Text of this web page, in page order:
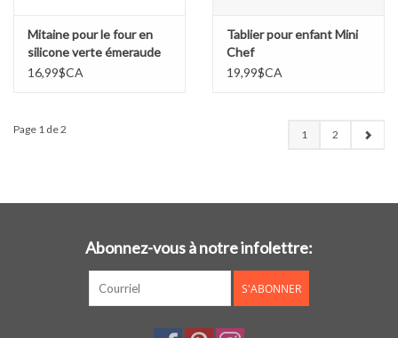
Mitaine pour le four en
silicone verte émeraude
16,99$CA
Tablier pour enfant Mini
Chef
19,99$CA
Page 1 de 2 1 2
Abonnez-vous à notre infolettre:
S'ABONNER